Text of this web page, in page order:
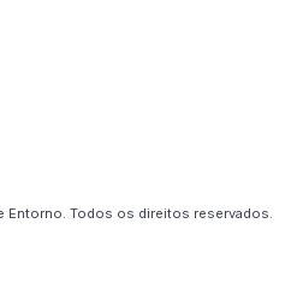
Entorno. Todos os direitos reservados.